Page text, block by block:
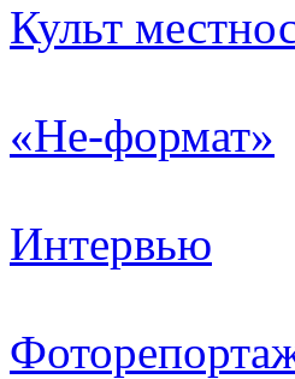
Культ
«Не-формат»
Интервью